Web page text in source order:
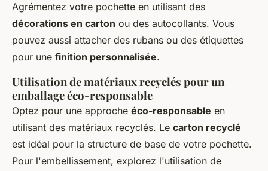
Agrémentez votre pochette en utilisant des
décorations en carton ou des autocollants. Vous
pouvez aussi attacher des rubans ou des étiquettes
pour une finition personnalisée.
Utilisation de matériaux recyclés pour un
emballage éco-responsable
Optez pour une approche éco-responsable en
utilisant des matériaux recyclés. Le carton recyclé
est idéal pour la structure de base de votre pochette.
Pour l'embellissement, explorez l'utilisation de